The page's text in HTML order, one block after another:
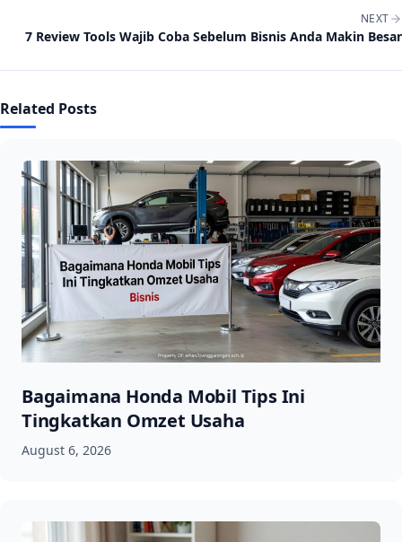
NEXT
7 Review Tools Wajib Coba Sebelum Bisnis Anda Makin Besar
Related Posts
Bagaimana Honda Mobil Tips Ini
Tingkatkan Omzet Usaha
August 6, 2026